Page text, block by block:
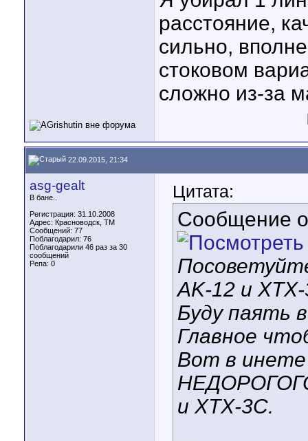
расстояние,
сильно,
стоковом
сложно из-за
22.09.2015, 21:34
asg-gealt
В бане..
Регистрация: 31.10.2008
Адрес: Красноводск, TM
Сообщений: 77
Поблагодарил: 76
Поблагодарили 46 раз за 30
сообщений
Репа: 0
Цитата:
Сообщение
AK-12 и
Буду паять
Главное
Вот в инете
и XTX-3C.